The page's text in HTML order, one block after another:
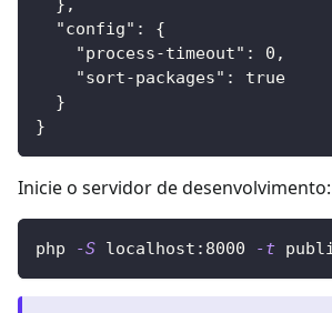
"config" :
{
"process-timeout" : 0 ,
"sort-packages" :
true
}
}
Inicie o servidor de desenvolvimento:
php -S localhost:8000 -t